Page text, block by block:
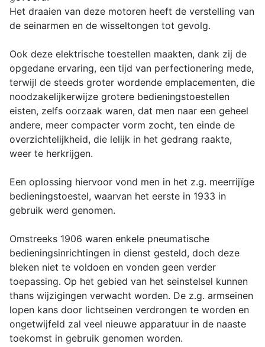
Het draaien van deze motoren heeft de verstelling van
de seinarmen en de wisseltongen tot gevolg.
Ook deze elektrische toestellen maakten, dank zij de
opgedane ervaring, een tijd van perfectionering mede,
terwijl de steeds groter wordende emplacementen, die
noodzakelijkerwijze grotere bedieningstoestellen
eisten, zelfs oorzaak waren, dat men naar een geheel
andere, meer compacter vorm zocht, ten einde de
overzichtelijkheid, die lelijk in het gedrang raakte,
weer te herkrijgen.
Een oplossing hiervoor vond men in het z.g. meerrijïge
bedieningstoestel, waarvan het eerste in 1933 in
gebruik werd genomen.
Omstreeks 1906 waren enkele pneumatische
bedieningsinrichtingen in dienst gesteld, doch deze
bleken niet te voldoen en vonden geen verder
toepassing. Op het gebied van het seinstelsel kunnen
thans wijzigingen verwacht worden. De z.g. armseinen
lopen kans door lichtseinen verdrongen te worden en
ongetwijfeld zal veel nieuwe apparatuur in de naaste
toekomst in gebruik genomen worden.